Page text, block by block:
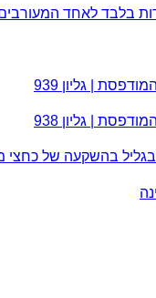
בלבד לאחד
| גליון 939
| גליון 938
בהשקעה של כחצי